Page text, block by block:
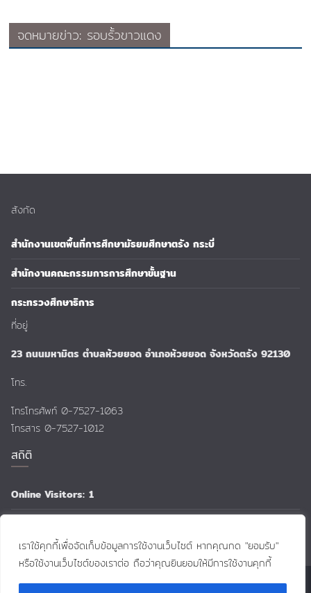
เราใช้คุกกี้เพื่อจัดเก็บข้อมูลการใช้งานเว็บไซต์ หากคุณกด "ยอมรับ"
หรือใช้งานเว็บไซต์ของเราต่อ ถือว่าคุณยินยอมให้มีการใช้งานคุกกี้
จดหมายข่าว: รอบรั้วขาวแดง
สังกัด
สำนักงานเขตพื้นที่การศึกษามัธยมศึกษาตรัง กระบี่
สำนักงานคณะกรรมการการศึกษาขั้นฐาน
กระทรวงศึกษาธิการ
ที่อยู่
23 ถนนมหามิตร ตำบลห้วยยอด อำเภอห้วยยอด จังหวัดตรัง 92130
โทร.
โทรโทรศัพท์ 0-7527-1063
โทรสาร 0-7527-1012
สถิติ
Online Visitors: 1
Copyright © 2026:: Huai-yot School ::. All rights reserved.